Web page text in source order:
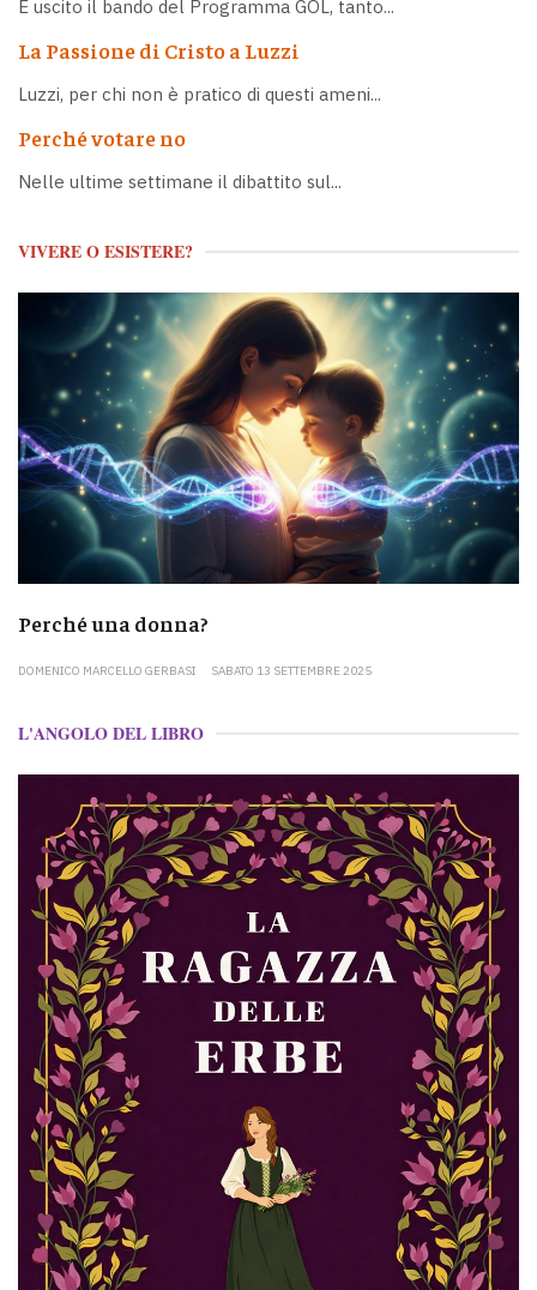
È uscito il bando del Programma GOL, tanto...
La Passione di Cristo a Luzzi
Luzzi, per chi non è pratico di questi ameni...
Perché votare no
Nelle ultime settimane il dibattito sul...
VIVERE O ESISTERE?
Perché una donna?
DOMENICO MARCELLO GERBASI SABATO 13 SETTEMBRE 2025
L'ANGOLO DEL LIBRO